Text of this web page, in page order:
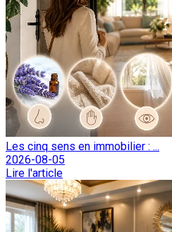
Les cinq sens en immobilier : ...
2026-08-05
Lire l'article